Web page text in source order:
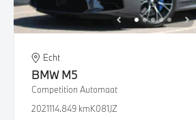
Echt
BMW M5
Competition Automaat
2021114.849 kmK081JZ